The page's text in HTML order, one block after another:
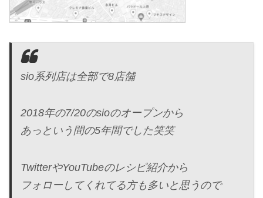
sio系列店は全部で8店舗
2018年の7/20のsioのオープンから
あっという間の5年間でした笑笑
TwitterやYouTubeのレシピ紹介から
フォローしてくれてる方も多いと思うので